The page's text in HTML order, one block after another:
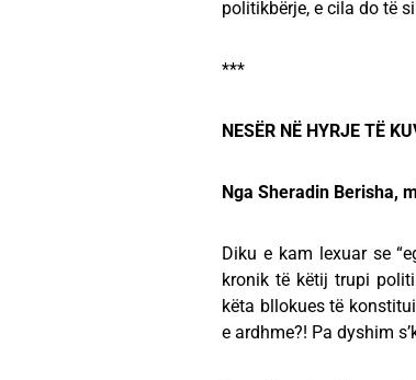
politikbërje, e cila do të
***
NESËR NË HYRJE TË
Nga Sheradin Berisha,
Diku e kam lexuar se
kronik të këtij trupi
këta bllokues të
e ardhme?! Pa dyshim